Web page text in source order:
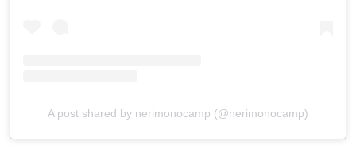
A post shared by nerimonocamp (@nerimonocamp)